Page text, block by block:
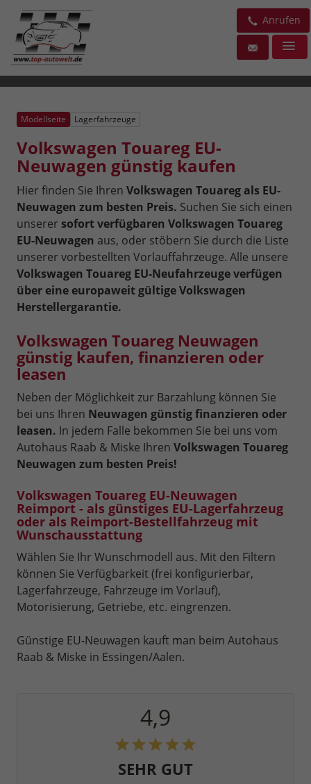
Anrufen
Modellseite Lagerfahrzeuge
Volkswagen Touareg EU-
Neuwagen günstig kaufen
Hier finden Sie Ihren Volkswagen Touareg als EU-
Neuwagen zum besten Preis. Suchen Sie sich einen
unserer sofort verfügbaren Volkswagen Touareg
EU-Neuwagen aus, oder stöbern Sie durch die Liste
unserer vorbestellten Vorlauffahrzeuge. Alle unsere
Volkswagen Touareg EU-Neufahrzeuge verfügen
über eine europaweit gültige Volkswagen
Herstellergarantie.
Volkswagen Touareg Neuwagen
günstig kaufen, finanzieren oder
leasen
Neben der Möglichkeit zur Barzahlung können Sie
bei uns Ihren Neuwagen günstig finanzieren oder
leasen. In jedem Falle bekommen Sie bei uns vom
Autohaus Raab & Miske Ihren Volkswagen Touareg
Neuwagen zum besten Preis!
Volkswagen Touareg EU-Neuwagen
Reimport - als günstiges EU-Lagerfahrzeug
oder als Reimport-Bestellfahrzeug mit
Wunschausstattung
Wählen Sie Ihr Wunschmodell aus. Mit den Filtern
können Sie Verfügbarkeit (frei konfigurierbar,
Lagerfahrzeuge, Fahrzeuge im Vorlauf),
Motorisierung, Getriebe, etc. eingrenzen.
Günstige EU-Neuwagen kauft man beim Autohaus
Raab & Miske in Essingen/Aalen.
4,9
SEHR GUT